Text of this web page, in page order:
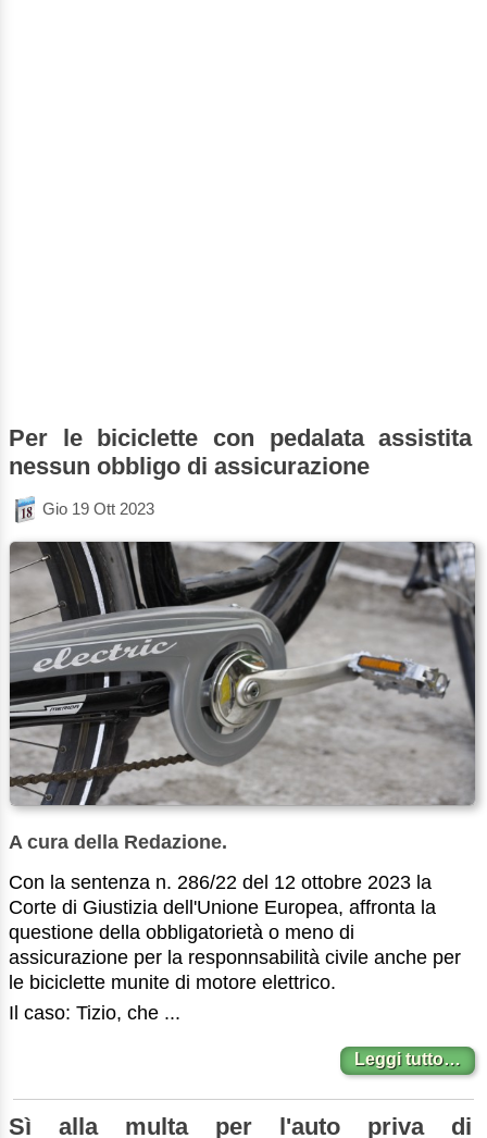
Per le biciclette con pedalata assistita
nessun obbligo di assicurazione
Gio 19 Ott 2023
A cura della Redazione.
Con la sentenza n. 286/22 del 12 ottobre 2023 la
Corte di Giustizia dell'Unione Europea, affronta la
questione della obbligatorietà o meno di
assicurazione per la responnsabilità civile anche per
le biciclette munite di motore elettrico.
Il caso: Tizio, che ...
Leggi tutto…
Sì alla multa per l'auto priva di